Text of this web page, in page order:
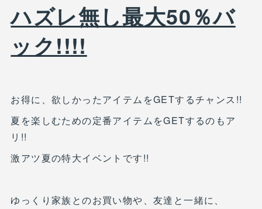
ハズレ無し最大50％バ
ック!!!!
お得に、欲しかったアイテムをGETするチャンス!!
夏を楽しむための定番アイテムをGETするのもア
リ!!
激アツ夏の特大イベントです!!
ゆっくり家族とのお買い物や、友達と一緒に、